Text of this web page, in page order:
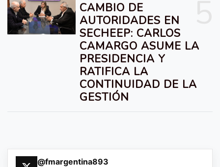
CAMBIO DE
AUTORIDADES EN
SECHEEP: CARLOS
CAMARGO ASUME LA
PRESIDENCIA Y
RATIFICA LA
CONTINUIDAD DE LA
GESTIÓN
@fmargentina893